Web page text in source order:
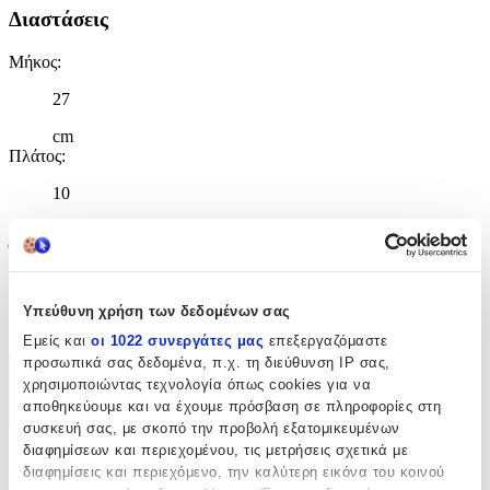
Υπεύθυνη χρήση των δεδομένων σας
Εμείς και οι 1022 συνεργάτες μας επεξεργαζόμαστε
προσωπικά σας δεδομένα, π.χ. τη διεύθυνση IP σας,
χρησιμοποιώντας τεχνολογία όπως cookies για να
αποθηκεύουμε και να έχουμε πρόσβαση σε πληροφορίες στη
συσκευή σας, με σκοπό την προβολή εξατομικευμένων
διαφημίσεων και περιεχομένου, τις μετρήσεις σχετικά με
διαφημίσεις και περιεχόμενο, την καλύτερη εικόνα του κοινού
Διαστάσεις
Μήκος:
27
cm
Πλάτος:
10
Ύψος:
Χαρακτηριστικά
Χαρακτηριστικά